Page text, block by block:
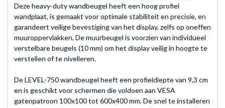
Deze heavy-duty wandbeugel heeft een hoog profiel
wandplaat, is gemaakt voor optimale stabiliteit en precisie, en
garandeert veilige bevestiging van het display, zelfs op oneffen
muuroppervlakken. De muurbeugel is voorzien van individueel
verstelbare beugels (10 mm) om het display veilig in hoogte te
verstellen of te nivelleren.
De LEVEL-750 wandbeugel heeft een profieldiepte van 9,3 cm
en is geschikt voor schermen die voldoen aan VESA
gatenpatroon 100x100 tot 600x400 mm. De snel te installeren